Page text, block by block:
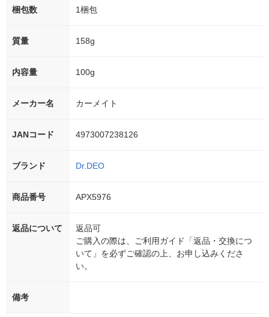
梱包数 1梱包
質量 158g
内容量 100g
メーカー名 カーメイト
JANコード 4973007238126
ブランド Dr.DEO
商品番号 APX5976
返品について
返品可
ご購入の際は、ご利用ガイド「返品・交換につ
いて」を必ずご確認の上、お申し込みくださ
い。
備考